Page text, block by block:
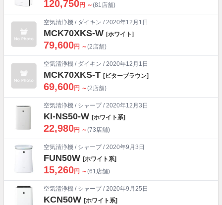
120,750円 ～(81店舗)
空気清浄機 / ダイキン / 2020年12月1日
MCK70XKS-W [ホワイト]
79,600円 ～(2店舗)
空気清浄機 / ダイキン / 2020年12月1日
MCK70XKS-T [ビターブラウン]
69,600円 ～(2店舗)
空気清浄機 / シャープ/ 2020年12月3日
KI-NS50-W [ホワイト系]
22,980円 ～(73店舗)
空気清浄機 / シャープ/ 2020年9月3日
FUN50W [ホワイト系]
15,260円 ～(61店舗)
空気清浄機 / シャープ/ 2020年9月25日
KCN50W [ホワイト系]